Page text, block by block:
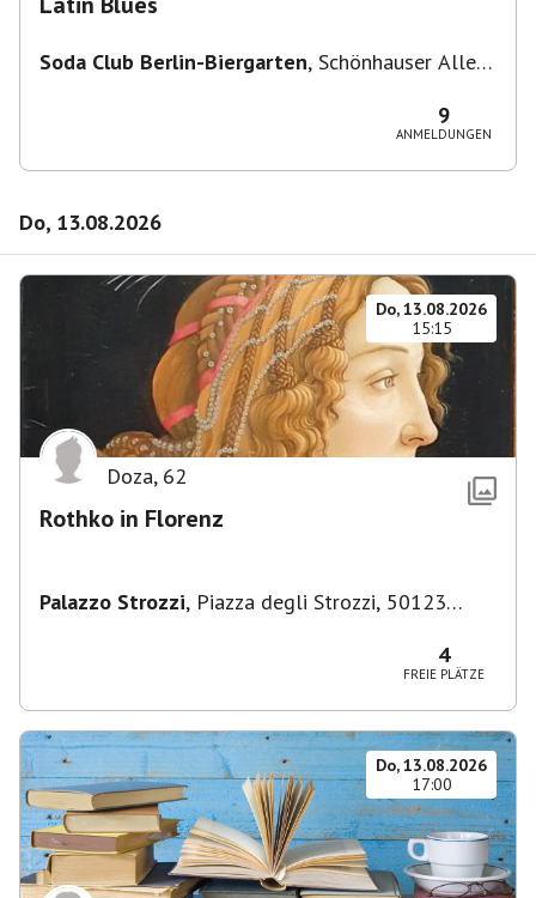
Soda Club Berlin-Biergarten, Schönhauser Allee
9
ANMELDUNGEN
Do, 13.08.2026
Do, 13.08.2026
15:15
Doza, 62
Rothko in Florenz
Palazzo Strozzi, Piazza degli Strozzi, 50123
4
FREIE PLÄTZE
Do, 13.08.2026
17:00